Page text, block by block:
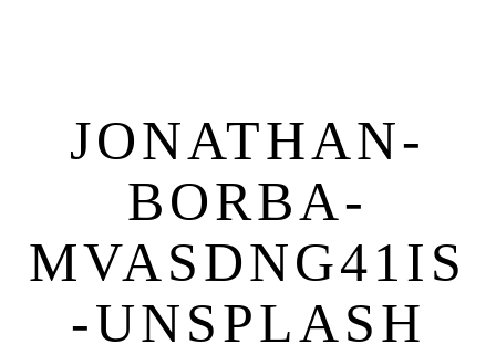
JONATHAN-
BORBA-
MVASDNG41IS
-UNSPLASH